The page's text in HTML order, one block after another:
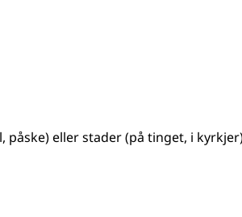
påske)ellerstader (på tinget, i